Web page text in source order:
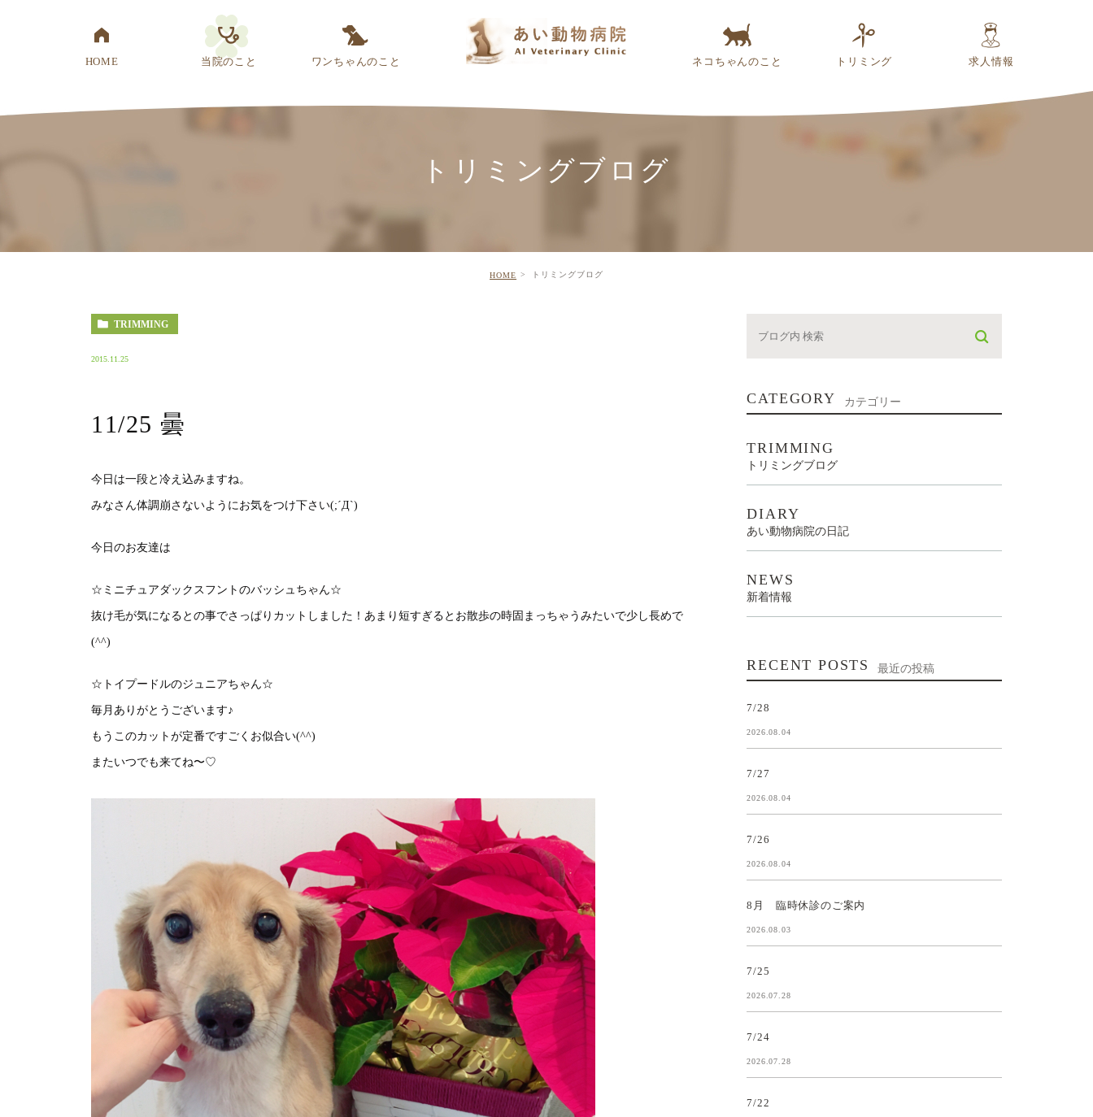
HOME 当院のこと ワンちゃんのこと ネコちゃんのこと トリミング 求人情報
トリミングブログ
HOME トリミングブログ
TRIMMING
2015.11.25
11/25 曇
今日は一段と冷え込みますね。
みなさん体調崩さないようにお気をつけ下さい(;´Д`)
今日のお友達は
☆ミニチュアダックスフントのバッシュちゃん☆
抜け毛が気になるとの事でさっぱりカットしました！あまり短すぎるとお散歩の時固まっちゃうみたいで少し長めで
(^^)
☆トイプードルのジュニアちゃん☆
毎月ありがとうございます♪
もうこのカットが定番ですごくお似合い(^^)
またいつでも来てね〜♡
CATEGORY カテゴリー
TRIMMING
トリミングブログ
DIARY
あい動物病院の日記
NEWS
新着情報
RECENT POSTS 最近の投稿
7/28
2026.08.04
7/27
2026.08.04
7/26
2026.08.04
8月 臨時休診のご案内
2026.08.03
7/25
2026.07.28
7/24
2026.07.28
7/22